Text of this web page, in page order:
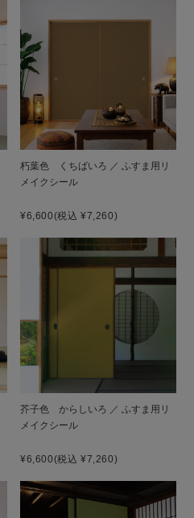
朽葉色 くちばいろ ／ ふすま用リ
メイクシール
¥6,600(税込 ¥7,260)
芥子色 からしいろ ／ ふすま用リ
メイクシール
¥6,600(税込 ¥7,260)